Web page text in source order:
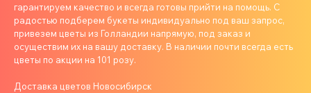
гарантируем качество и всегда готовы прийти на помощь. С
радостью подберем букеты индивидуально под ваш запрос,
привезем цветы из Голландии напрямую, под заказ и
осуществим их на вашу доставку. В наличии почти всегда есть
цветы по акции на 101 розу.
Доставка цветов Новосибирск